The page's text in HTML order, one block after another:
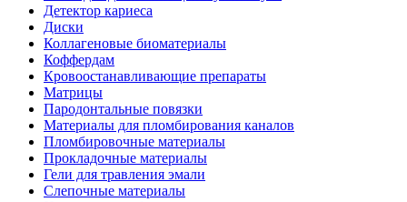
Детектор кариеса
Диски
Коллагеновые биоматериалы
Коффердам
Кровоостанавливающие препараты
Матрицы
Пародонтальные повязки
Материалы для пломбирования каналов
Пломбировочные материалы
Прокладочные материалы
Гели для травления эмали
Слепочные материалы